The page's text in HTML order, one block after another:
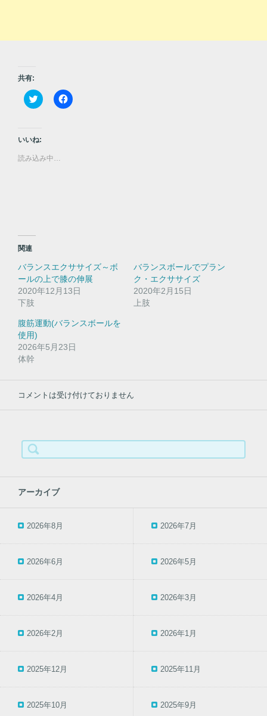
共有:
ク
リ
て
T
i
ン
ド
ウ
で
す
)
F
a
だ
さ
い
(
ウ
ィ
ド
ウ
す
)
いいね:
読み込み中…
関連
バランスエクササイズ～ボ
ールの上で膝の伸展
2020年12月13日
下肢
バランスボールでプラン
ク・エクササイズ
2020年2月15日
上肢
腹筋運動(バランスボールを
使用)
2026年5月23日
体幹
コメントは受け付けておりません
索:
アーカイブ
2026年8月 2026年7月
2026年6月 2026年5月
2026年4月 2026年3月
2026年2月 2026年1月
2025年12月 2025年11月
2025年10月 2025年9月